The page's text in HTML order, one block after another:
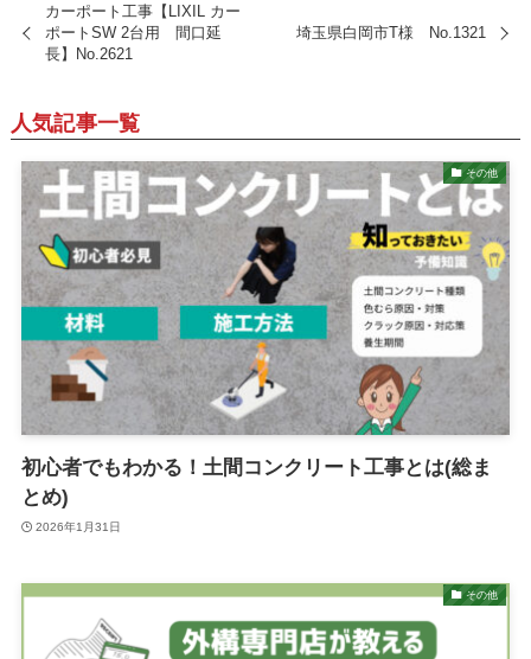
カーポート工事【LIXIL カー
ポートSW 2台用 間口延
長】No.2621
埼玉県白岡市T様 No.1321
人気記事一覧
その他
初心者でもわかる！土間コンクリート工事とは(総ま
とめ)
2026年1月31日
その他